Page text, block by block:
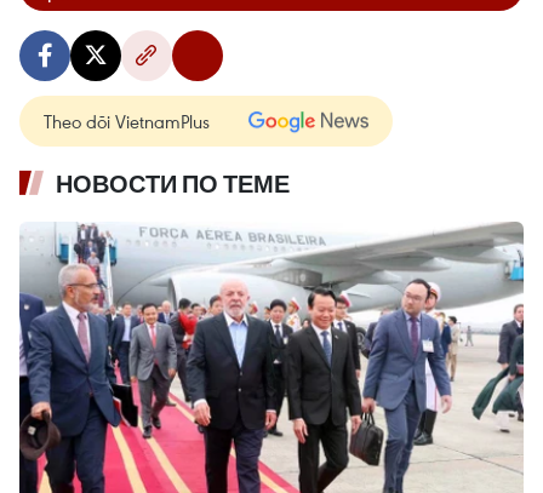
Theo dõi VietnamPlus
НОВОСТИ ПО ТЕМЕ